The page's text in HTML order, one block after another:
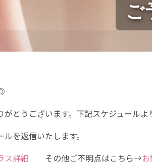
ご
とうございます。下記スケジュールよ
を返信いたします。
ス詳細 その他ご不明点はこちら→